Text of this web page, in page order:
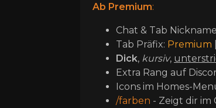
Ab Premium:
Chat & Tab
Tab Präfix: Premium
Dick, kursiv,
Extra Rang auf
Icons im Homes-
/farben - Zeigt dir im